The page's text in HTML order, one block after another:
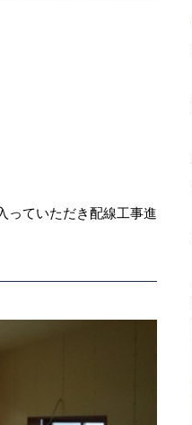
ていただき配線工事進